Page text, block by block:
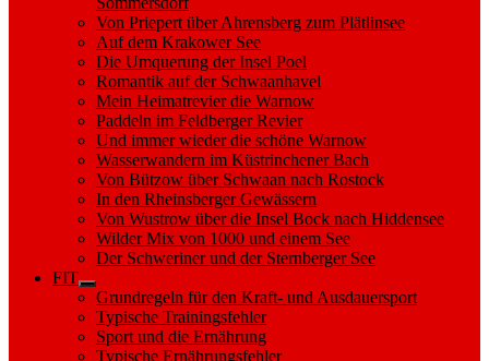
Von Priepert über Ahrensberg zum Plätlinsee
Auf dem Krakower See
Die Umquerung der Insel Poel
Romantik auf der Schwaanhavel
Mein Heimatrevier die Warnow
Paddeln im Feldberger Revier
Und immer wieder die schöne Warnow
Wasserwandern im Küstrinchener Bach
Von Bützow über Schwaan nach Rostock
In den Rheinsberger Gewässern
Von Wustrow über die Insel Bock nach Hiddensee
Wilder Mix von 1000 und einem See
Der Schweriner und der Sternberger See
FIT
Show
sub
menu
Grundregeln für den Kraft- und Ausdauersport
Typische Trainingsfehler
Sport und die Ernährung
Typische Ernährungsfehler